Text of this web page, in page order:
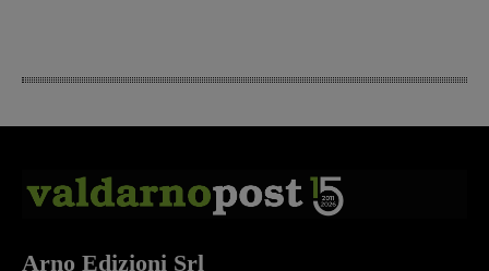
Arno Edizioni Srl